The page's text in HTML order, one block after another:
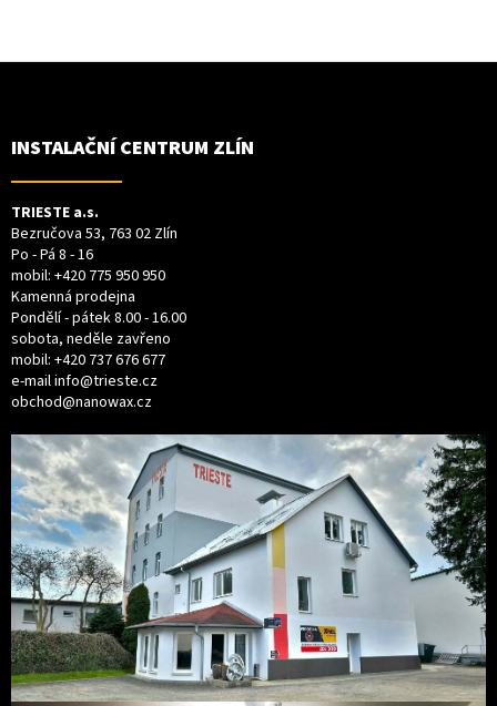
Z
INSTALAČNÍ CENTRUM ZLÍN
TRIESTE a.s.
Bezručova 53, 763 02 Zlín
Po - Pá 8 - 16
mobil: +420 775 950 950
Kamenná prodejna
Pondělí - pátek 8.00 - 16.00
sobota, neděle zavřeno
mobil: +420 737 676 677
e-mailinfo@trieste.cz
obchod@nanowax.cz